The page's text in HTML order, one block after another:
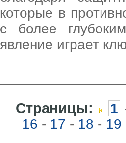
которые в
с более
явление играет
Страницы: 1
16 - 17 - 18 - 19